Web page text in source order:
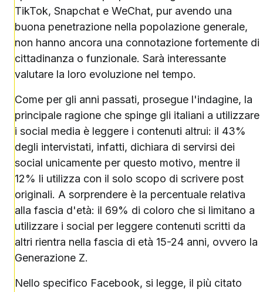
TikTok, Snapchat e WeChat, pur avendo una
buona penetrazione nella popolazione generale,
non hanno ancora una connotazione fortemente di
cittadinanza o funzionale. Sarà interessante
valutare la loro evoluzione nel tempo.
Come per gli anni passati, prosegue l'indagine, la
principale ragione che spinge gli italiani a utilizzare
i social media è leggere i contenuti altrui: il 43%
degli intervistati, infatti, dichiara di servirsi dei
social unicamente per questo motivo, mentre il
12% li utilizza con il solo scopo di scrivere post
originali. A sorprendere è la percentuale relativa
alla fascia d'età: il 69% di coloro che si limitano a
utilizzare i social per leggere contenuti scritti da
altri rientra nella fascia di età 15-24 anni, ovvero la
Generazione Z.
Nello specifico Facebook, si legge, il più citato